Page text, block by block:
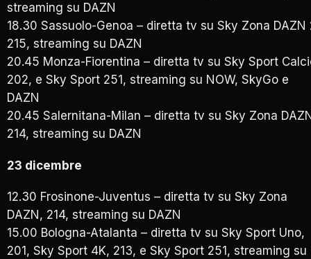
streaming su DAZN
18.30 Sassuolo-Genoa – diretta tv su Sky Zona DAZN
215, streaming su DAZN
20.45 Monza-Fiorentina – diretta tv su Sky Sport
202, e Sky Sport 251, streaming su NOW, SkyGo e
DAZN
20.45 Salernitana-Milan – diretta tv su Sky Zona
214, streaming su DAZN
23 dicembre
12.30 Frosinone-Juventus – diretta tv su Sky Zona
DAZN, 214, streaming su DAZN
15.00 Bologna-Atalanta – diretta tv su Sky Sport Uno,
201, Sky Sport 4K, 213, e Sky Sport 251, streaming su